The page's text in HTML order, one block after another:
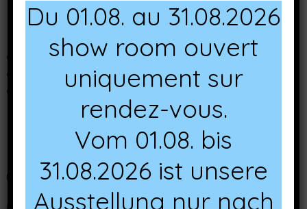
Mentions légales
Qui sommes nous ?
Conditions d'utilisation du site
Conditions générales de vente
Nous contacter
N'hésitez pas à nous contacter pour tous renseignements.
Du 01.08. au 31.08.2026
show room ouvert
uniquement sur
rendez-vous.
Vom 01.08. bis
31.08.2026 ist unsere
Ausstellung nur nach